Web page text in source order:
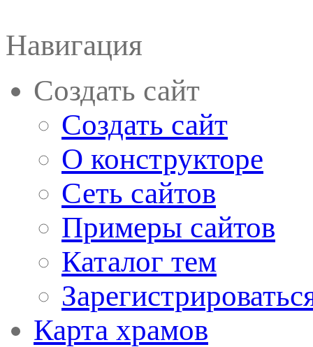
Навигация
Создать сайт
Создать сайт
О конструкторе
Сеть сайтов
Примеры сайтов
Каталог тем
Карта храмов